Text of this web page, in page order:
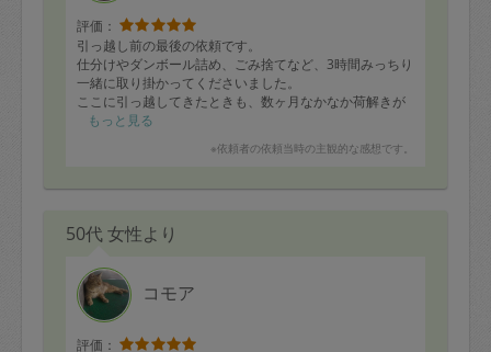
評価：
引っ越し前の最後の依頼です。
仕分けやダンボール詰め、ごみ捨てなど、3時間みっちり
一緒に取り掛かってくださいました。
ここに引っ越してきたときも、数ヶ月なかなか荷解きが
捗らず、初めてお願いしてから4年。ここを去る時まで定
いる方です。とても頼りになりました。
人柄も、作業も100点満点です！
もっと見る
※依頼者の依頼当時の主観的な感想です。
50代 女性より
コモア
評価：